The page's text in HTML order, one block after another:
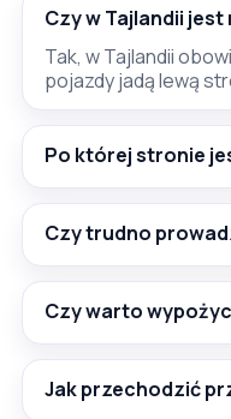
Czy w Tajlandii
Tak, w Tajlandii
pojazdy jadą lewą
Po której stronie
Czy trudno
Czy warto
Jak przechodzić